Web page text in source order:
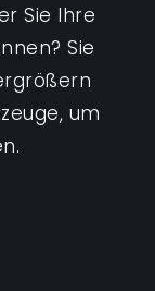
Sie Ihre
Sie
um